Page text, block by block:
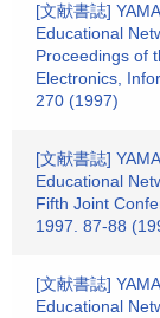
[文献書誌]
Educational
Proceedings of
Electronics,
270 (1997)
[文献書誌]
Educational
Fifth Joint
1997. 87-88
[文献書誌]
Educational